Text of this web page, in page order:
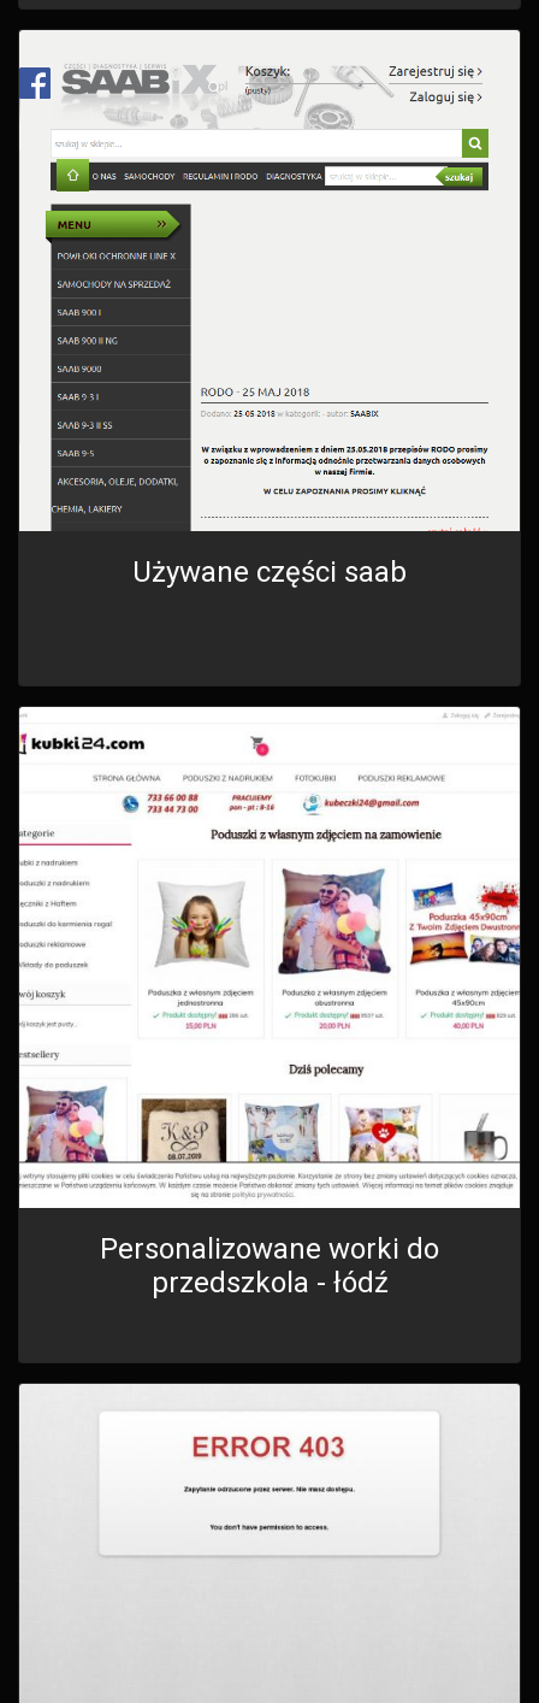
Używane części saab
Personalizowane worki do
przedszkola - łódź